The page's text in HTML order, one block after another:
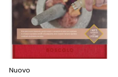
Nuovo